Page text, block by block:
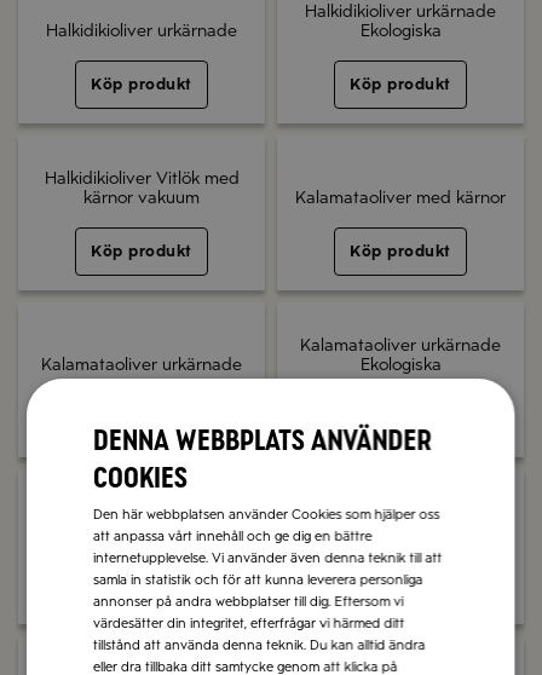
Halkidikioliver urkärnade
Köp produkt
Halkidikioliver urkärnade
Ekologiska
Köp produkt
Halkidikioliver Vitlök med
kärnor vakuum
Köp produkt
Kalamataoliver med kärnor
Köp produkt
Kalamataoliver urkärnade
Kalamataoliver urkärnade
Ekologiska
Köp produkt
Manzanilla-oliver med kärna
Köp produkt
Olivmix grekisk Örter med
kärnor vakuum
Köp produkt
Denna webbplats använder
cookies
Den här webbplatsen använder Cookies som hjälper oss
att anpassa vårt innehåll och ge dig en bättre
internetupplevelse. Vi använder även denna teknik till att
samla in statistik och för att kunna leverera personliga
annonser på andra webbplatser till dig. Eftersom vi
värdesätter din integritet, efterfrågar vi härmed ditt
tillstånd att använda denna teknik. Du kan alltid ändra
eller dra tillbaka ditt samtycke genom att klicka på